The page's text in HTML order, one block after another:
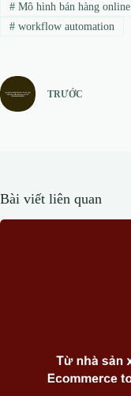
#Mô hình bán hàng online
#workflow automation
TRƯỚC
Bài viết liên quan